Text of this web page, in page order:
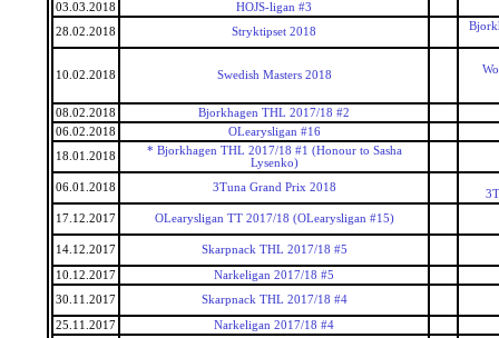
03.03.2018
HOJS-ligan #3
28.02.2018
Stryktipset 2018
10.02.2018 Swedish Masters 2018
08.02.2018
Bjorkhagen THL 2017/18 #2
06.02.2018
OLearysligan #16
18.01.2018
* Bjorkhagen THL 2017/18 #1 (Honour to Sasha
Lysenko)
06.01.2018
3Tuna Grand Prix 2018
17.12.2017
OLearysligan TT 2017/18 (OLearysligan #15)
14.12.2017 Skarpnack THL 2017/18 #5
10.12.2017
Narkeligan 2017/18 #5
30.11.2017
Skarpnack THL 2017/18 #4
25.11.2017 Narkeligan 2017/18 #4